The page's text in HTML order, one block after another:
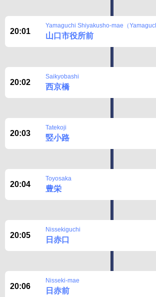
20:01
Yamaguchi Shiyakusho-mae（
山口市役所前
20:02
Saikyobashi
西京橋
20:03
Tatekoji
竪小路
20:04
Toyosaka
豊栄
20:05
Nissekiguchi
日赤口
20:06
Nisseki-mae
日赤前